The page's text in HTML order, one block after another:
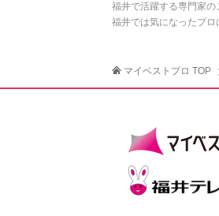
福井で活躍する専門家
福井では気になったプ
マイベストプロ TOP